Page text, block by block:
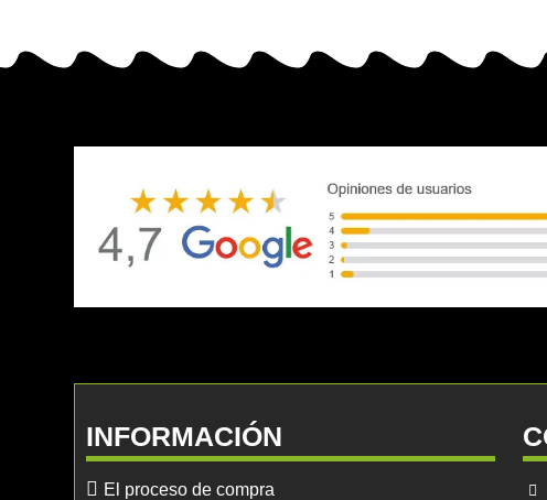
INFORMACIÓN
El proceso de compra